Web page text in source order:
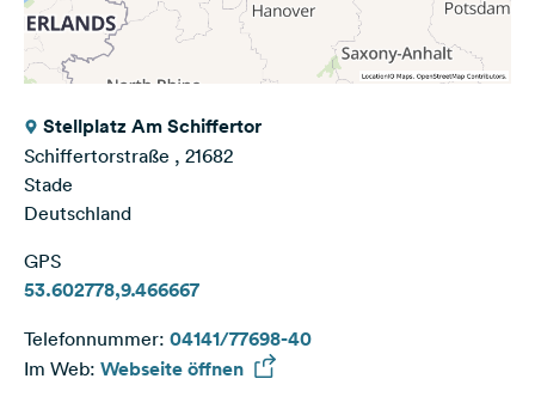
Stellplatz Am Schiffertor
Schiffertorstraße , 21682
Stade
Deutschland
GPS
53.602778,9.466667
Telefonnummer: 04141/77698-40
Im Web: Webseite öffnen